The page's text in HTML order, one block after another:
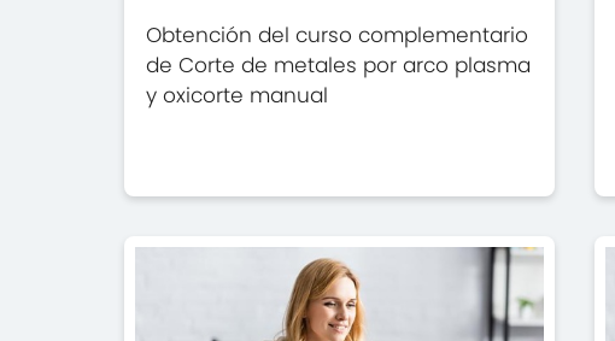
Obtención del curso complementario
de Corte de metales por arco plasma
y oxicorte manual